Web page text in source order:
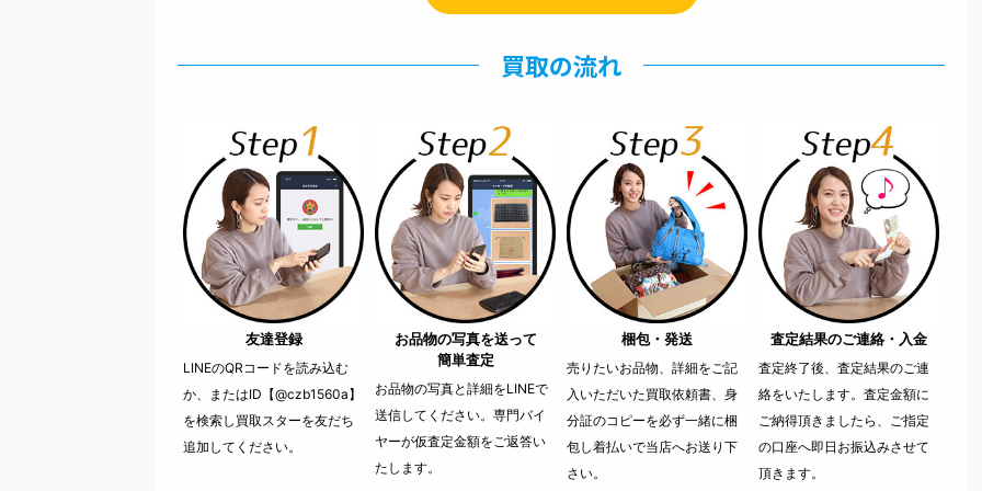
買取の流れ
友達登録
LINEのQRコードを読み込む
か、またはID【@czb1560a】
を検索し買取スターを友だち
追加してください。
お品物の写真を送って
簡単査定
お品物の写真と詳細をLINEで
送信してください。専門バイ
ヤーが仮査定金額をご返答い
たします。
梱包・発送
売りたいお品物、詳細をご記
入いただいた買取依頼書、身
分証のコピーを必ず一緒に梱
包し着払いで当店へお送り下
さい。
査定結果のご連絡・入金
査定終了後、査定結果のご連
絡をいたします。査定金額に
ご納得頂きましたら、ご指定
の口座へ即日お振込みさせて
頂きます。